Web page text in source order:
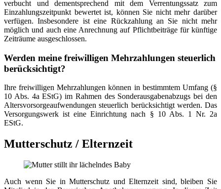
verbucht und dementsprechend mit dem Verrentungssatz zum
Einzahlungszeitpunkt bewertet ist, können Sie nicht mehr darüber
verfügen. Insbesondere ist eine Rückzahlung an Sie nicht mehr
möglich und auch eine Anrechnung auf Pflichtbeiträge für künftige
Zeiträume ausgeschlossen.
Werden meine freiwilligen Mehrzahlungen steuerlich
berücksichtigt?
Ihre freiwilligen Mehrzahlungen können in bestimmtem Umfang (§
10 Abs. 4a EStG) im Rahmen des Sonderausgabenabzugs bei den
Altersvorsorgeaufwendungen steuerlich berücksichtigt werden. Das
Versorgungswerk ist eine Einrichtung nach § 10 Abs. 1 Nr. 2a
EStG.
Mutterschutz / Elternzeit
Auch wenn Sie in Mutterschutz und Elternzeit sind, bleiben Sie